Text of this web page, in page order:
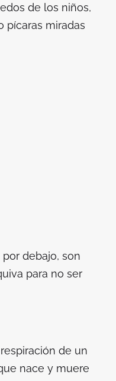
de los niños,
pícaras miradas
debajo, son
para no ser
de un
nace y muere